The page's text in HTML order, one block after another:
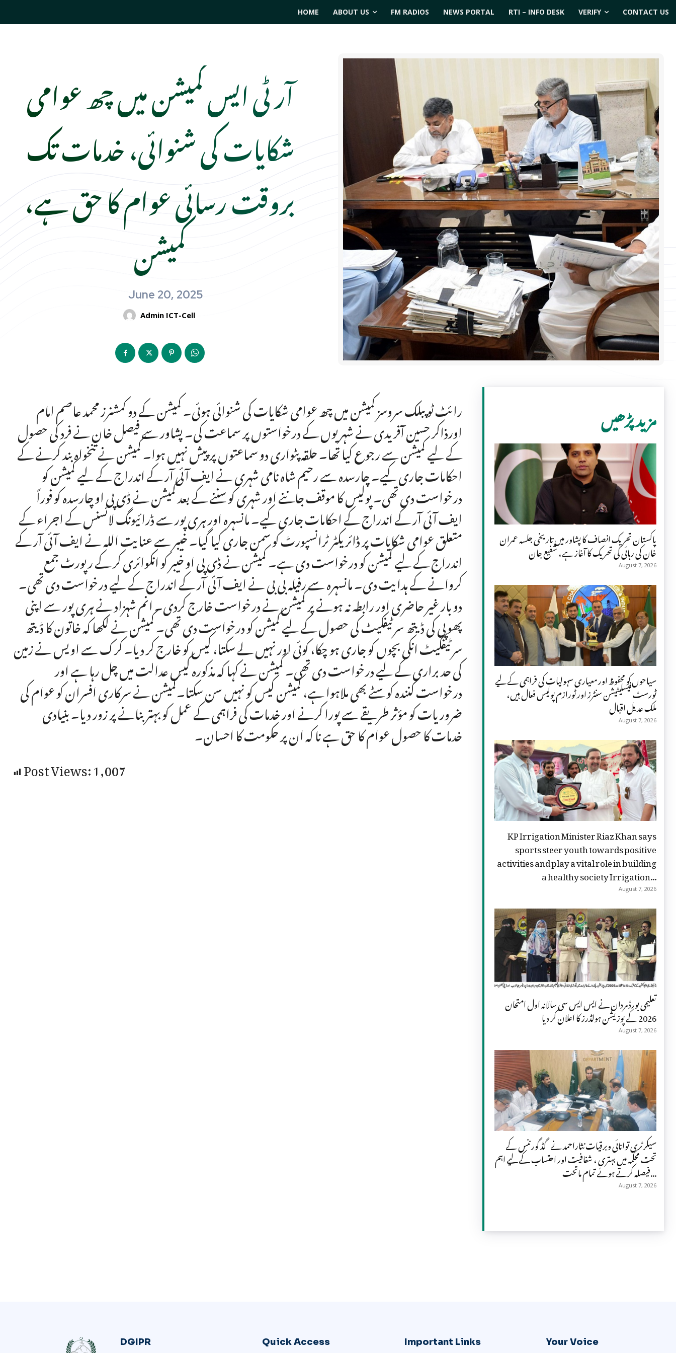
HOME ABOUT US FM RADIOS NEWS PORTAL RTI – INFO DESK VERIFY CONTACT US
آر ٹی ایس کمیشن میں چھ عوامی
شکایات کی شنوائی، خدمات تک
بروقت رسائی عوام کا حق ہے،
کمیشن
June 20, 2025
Admin ICT-Cell
رائٹ ٹو پبلک سروسز کمیشن میں چھ عوامی شکایات کی شنوائی ہوئی۔ کمیشن کے دو کمشنرز محمد عاصم امام
اورذاکر حسین آفریدی نے شہریوں کے درخواستوں پر سماعت کی۔ پشاور سے فیصل خان نے فرد کی حصول
کے لیے کمیشن سے رجوع کیا تھا۔ حلقہ پٹواری دو سماعتوں پر پیش نہیں ہوا۔ کمیشن نے تنخواہ بند کرنے کے
احکامات جاری کیے۔ چارسدہ سے رحیم شاہ نامی شہری نے ایف آئی آر کے اندراج کے لیے کمیشن کو
درخواست دی تھی۔ پولیس کا موقف جاننے اور شہری کو سننے کے بعد کمیشن نے ڈی پی او چارسدہ کو فوراً
ایف آئی آر کے اندراج کے احکامات جاری کیے۔ مانسہرہ اور ہری پور سے ڈرائیونگ لائسنس کے اجراء کے
متعلق عوامی شکایات پر ڈائریکٹر ٹرانسپورٹ کو سمن جاری کیا گیا۔ خیبر سے عنایت اللہ نے ایف آئی آر کے
اندراج کے لیے کمیشن کو درخواست دی ہے۔ کمیشن نے ڈی پی او خیبر کو انکوائری کر کے رپورٹ جمع
کروانے کے ہدایت دی۔ مانسہرہ سے رفیلہ بی بی نے ایف آئی آر کے اندراج کے لیے درخواست دی تھی۔
دو بار غیر حاضری اور رابطہ نہ ہونے پر کمیشن نے درخواست خارج کردی۔ انم شہزاد نے ہری پور سے اپنی
پھوپی کی ڈیتھ سرٹیفکیٹ کی حصول کے لیے کمیشن کو درخواست دی تھی۔ کمیشن نے لکھا کہ خاتون کا ڈیتھ
سرٹیفکیٹ انکی بچوں کو جاری ہو چکا، کوئی اور نہیں لے سکتا، کیس کو خارج کر دیا۔ کرک سے اویس نے زمین
کی حد براری کے لیے درخواست دی تھی۔ کمیشن نے کہا کہ مذکورہ کیس عدالت میں چل رہا ہے اور
درخواست کنندہ کو سٹے بھی ملاہوا ہے، کمیشن کیس کو نہیں سن سکتا۔کمیشن نے سرکاری افسران کو عوام کی
ضروریات کو مؤثر طریقے سے پورا کرنے اور خدمات کی فراہمی کے عمل کو بہتر بنانے پر زور دیا۔ بنیادی
خدمات کا حصول عوام کا حق ہے نا کہ ان پر حکومت کا احسان۔
Post Views:1,007
مزید پڑھیں
پاکستان تحریک انصاف کا پشاور میں تاریخی جلسہ عمران
خان کی رہائی کی تحریک کا آغاز ہے، شفیع جان
August 7, 2026
سیاحوں کو محفوظ اور معیاری سہولیات کی فراہمی کے لیے
ٹورسٹ فیسلیٹیشن سنٹرز اور ٹورازم پولیس فعال ہیں،
ملک عدیل اقبال
August 7, 2026
KP Irrigation Minister Riaz Khan says
sports steer youth towards positive
activities and play a vital role in building
a healthy society Irrigation...
August 7, 2026
تعلیمی بورڈ مردان نے ایس ایس سی سالانہ اول امتحان
2026 کے پوزیشن ہولڈرز کا اعلان کر دیا
August 7, 2026
سیکرٹری توانائی وبرقیات نثاراحمد نے گڈ گورننس کے
تحت محکمہ میں بہتری ، شفافیت اور احتساب کے لیے اہم
فیصلہ کرتے ہوئے تمام ماتحت...
August 7, 2026
DGIPR Quick Access Important Links Your Voice